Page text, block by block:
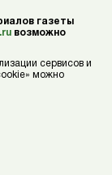
газеты
возможно
сервисов и
можно